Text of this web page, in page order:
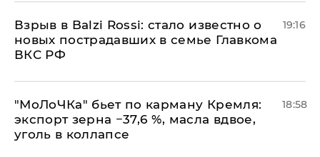
Взрыв в Balzi Rossi: стало известно о
новых пострадавших в семье Главкома
ВКС РФ
19:16
​"МоЛоЧКа" бьет по карману Кремля:
экспорт зерна −37,6 %, масла вдвое,
уголь в коллапсе
18:58